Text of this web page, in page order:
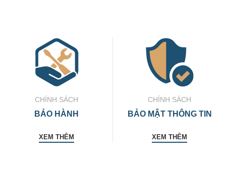
CHÍNH SÁCH
BẢO HÀNH
XEM THÊM
CHÍNH SÁCH
BẢO MẬT THÔNG TIN
XEM THÊM